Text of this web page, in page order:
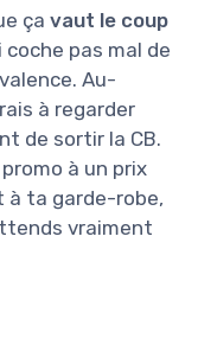
ça vaut le coup
pas mal de
Au-
à regarder
de sortir la CB.
à un prix
à ta garde-robe,
vraiment